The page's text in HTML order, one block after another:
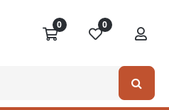
0 0